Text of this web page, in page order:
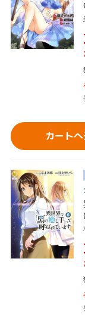
カート